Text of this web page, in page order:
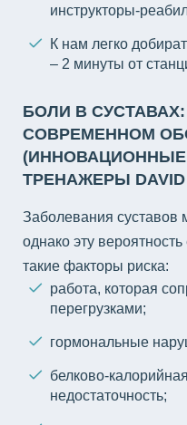
инструкторы-
К нам легко
– 2 минуты от
БОЛИ В
СОВРЕМЕННОМ
ТРЕНАЖЕРЫ DAVID
Заболевания суставов
однако эту
такие факторы риска:
работа, которая
перегрузками;
гормональные
белково-
недостаточность;